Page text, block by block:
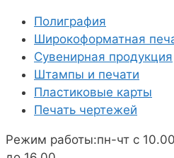
Полиграфия
Широкоформатная
Сувенирная продукция
Штампы и печати
Пластиковые карты
Печать чертежей
Режим работы:пн-чт с